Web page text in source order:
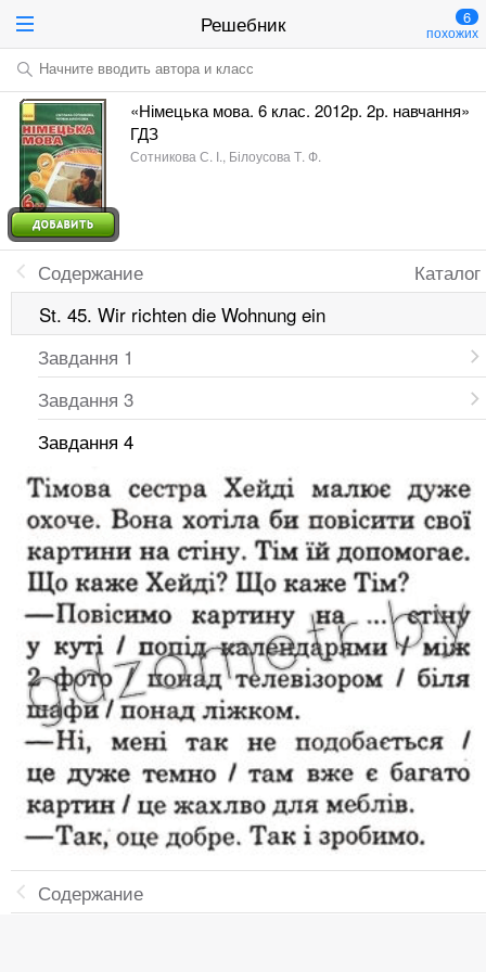
Решебник 6
похожих
Начните вводить автора и класс
«Німецька мова. 6 клас. 2012р. 2р. навчання»
ГДЗ
Сотникова С. І., Білоусова Т. Ф.
Каталог
Содержание
St. 45. Wir richten die Wohnung ein
Завдання 1
Завдання 3
Завдання 4
Содержание